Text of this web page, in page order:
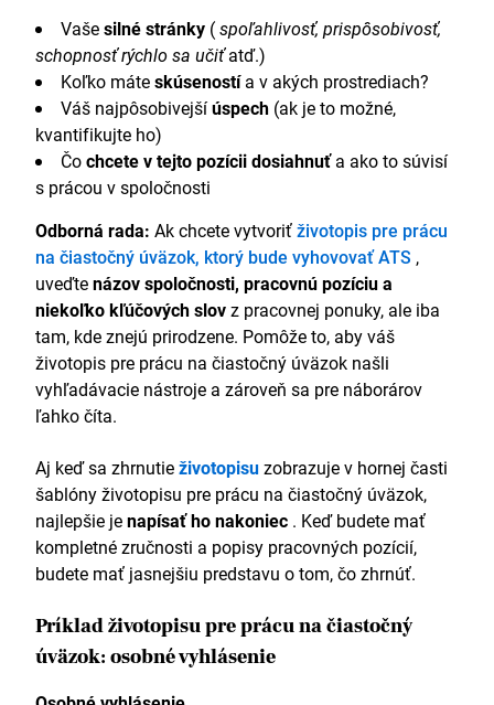
Vašesilné stránky (spoľahlivosť, prispôsobivosť,
schopnosť rýchlo sa učiťatď.)
Koľko máteskúsenostía v akých prostrediach?
Váš najpôsobivejšíúspech (ak je to možné,
kvantifikujte ho)
Čochcete v tejto pozícii dosiahnuťa ako to súvisí
s prácou v spoločnosti
Odborná rada: Ak chcete vytvoriťživotopis pre prácu
na čiastočný úväzok, ktorý bude vyhovovať ATS ,
uveďtenázov spoločnosti, pracovnú pozíciu a
niekoľko kľúčových slovz pracovnej ponuky, ale iba
tam, kde znejú prirodzene. Pomôže to, aby váš
životopis pre prácu na čiastočný úväzok našli
vyhľadávacie nástroje a zároveň sa pre náborárov
ľahko číta.
Aj keď sa zhrnutieživotopisuzobrazuje v hornej časti
šablóny životopisu pre prácu na čiastočný úväzok,
najlepšie jenapísať honakoniec . Keď budete mať
kompletné zručnosti a popisy pracovných pozícií,
budete mať jasnejšiu predstavu o tom, čo zhrnúť.
Príklad životopisu pre prácu na čiastočný
úväzok: osobné vyhlásenie